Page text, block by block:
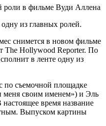
роли в фильме Вуди Аллена
из главных ролей.
снимется в новом фильме
The Hollywood Reporter. По
в ленте одну из
по съемочной площадке
меня своим именем») и Эль
время название
Выпуском картины